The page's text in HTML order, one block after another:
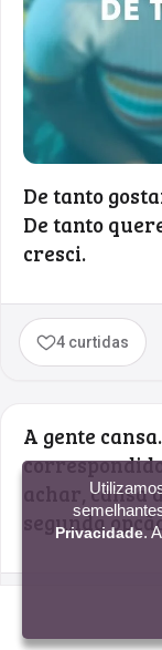
De tanto
De tanto
cresci.
4 curtidas
A gente
achar, cansa
segunda
Privacidade.